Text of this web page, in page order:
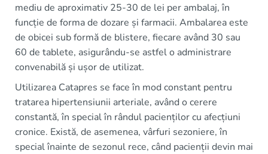
mediu de aproximativ 25-30 de lei per ambalaj, în
funcție de forma de dozare și farmacii. Ambalarea este
de obicei sub formă de blistere, fiecare având 30 sau
60 de tablete, asigurându-se astfel o administrare
convenabilă și ușor de utilizat.
Utilizarea Catapres se face în mod constant pentru
tratarea hipertensiunii arteriale, având o cerere
constantă, în special în rândul pacienților cu afecțiuni
cronice. Există, de asemenea, vârfuri sezoniere, în
special înainte de sezonul rece, când pacienții devin mai